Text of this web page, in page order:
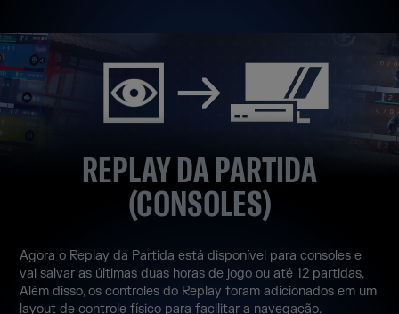
REPLAY DA PARTIDA
(CONSOLES)
Agora o Replay da Partida está disponível para consoles e
vai salvar as últimas duas horas de jogo ou até 12 partidas.
Além disso, os controles do Replay foram adicionados em um
layout de controle físico para facilitar a navegação.